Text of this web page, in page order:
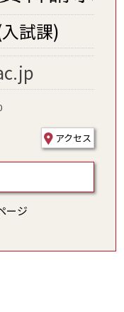
試課)
アクセス
ージ